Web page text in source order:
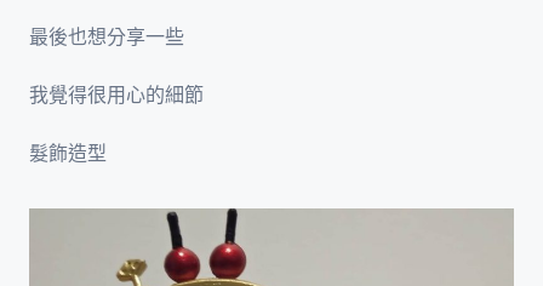
最後也想分享一些
我覺得很用心的細節
髮飾造型